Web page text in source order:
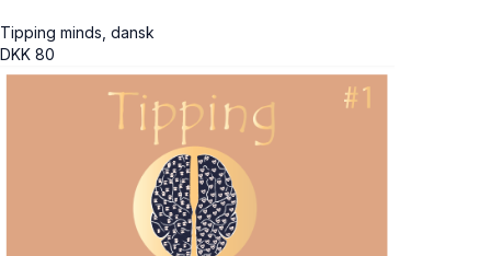
Tipping minds, dansk
DKK 80